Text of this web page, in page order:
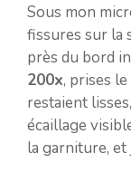
Sous mon
fissures sur la
près du bord
200x, prises
restaient
écaillage
la garniture, et